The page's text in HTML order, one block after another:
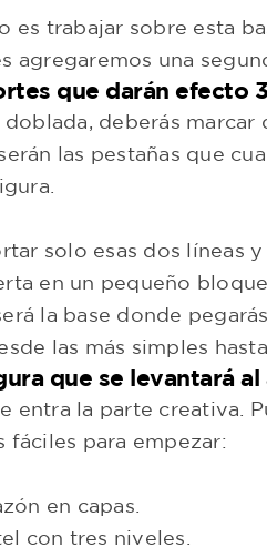
es trabajar sobre esta
agregaremos una
que darán efecto
deberás
las pestañas que
solo esas dos líneas
en un pequeño
la base donde
las más simples
que se levantará al
entra la parte creativa.
fáciles para empezar:
en capas.
con tres niveles.